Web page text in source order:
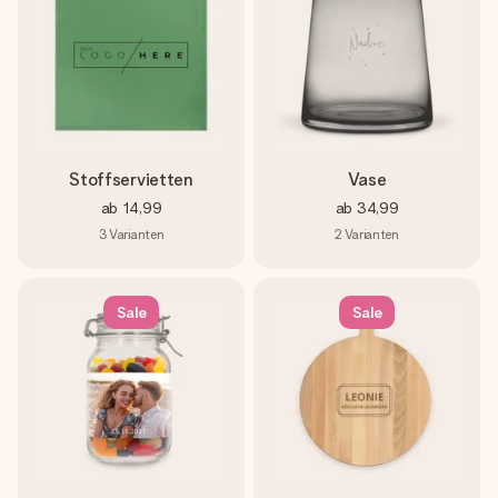
Stoffservietten
ab 14,99
3Varianten
Vase
ab 34,99
2 Varianten
Sale Sale